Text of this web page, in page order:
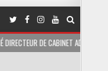
DE CABINET ADJOINT DU